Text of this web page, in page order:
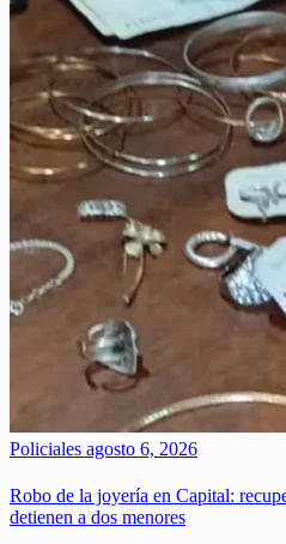
Policiales agosto 6, 2026
Robo de la joyería en Capital:
detienen a dos menores